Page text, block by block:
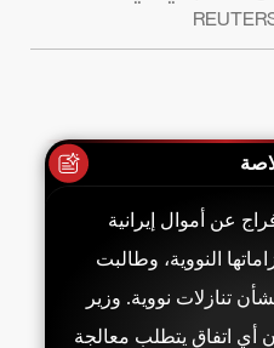
عن أموال إيرانية
النووية، وطالبت
تنازلات نووية. وزير
أي اتفاق يتطلب معالجة